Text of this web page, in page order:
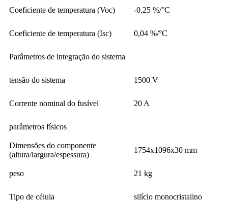
Coeficiente de temperatura (Voc) -0,25 %/°C
Coeficiente de temperatura (Isc) 0,04 %/°C
Parâmetros de integração do sistema
tensão do sistema 1500 V
Corrente nominal do fusível 20 A
parâmetros físicos
Dimensões do componente
(altura/largura/espessura)
1754x1096x30 mm
peso 21 kg
Tipo de célula silício monocristalino